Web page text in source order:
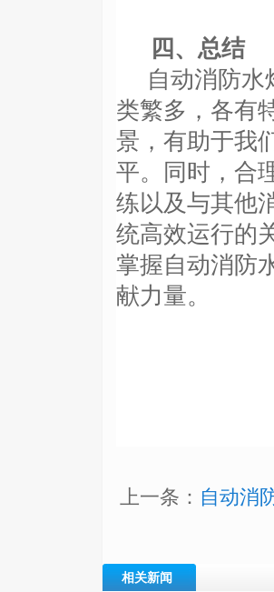
四、总结
自动消防
类繁多，各有
景，有助于我
平。同时，合
练以及与其他
统高效运行的
掌握自动消防
献力量。
上一条： 自动消
相关新闻